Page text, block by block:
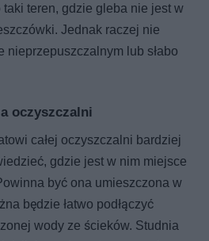
teren, gdzie gleba nie jest w
Jednak raczej nie
nieprzepuszczalnym lub słabo
oczyszczalni
całej oczyszczalni bardziej
gdzie jest w nim miejsce
być ona umieszczona w
będzie łatwo podłączyć
wody ze ścieków. Studnia